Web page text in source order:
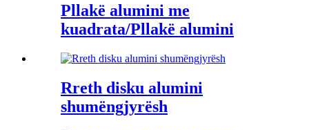
Pllakë alumini me
kuadrata/Pllakë alumini
Rreth disku alumini
shumëngjyrësh